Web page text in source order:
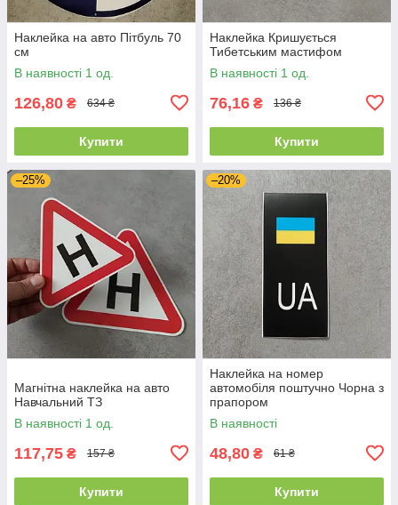
Наклейка на авто Пітбуль 70
см
В наявності 1 од.
126,80 ₴ 634 ₴
Купити
Наклейка Кришується
Тибетським мастифом
В наявності 1 од.
76,16 ₴ 136 ₴
Купити
–25%
Магнітна наклейка на авто
Навчальний ТЗ
В наявності 1 од.
117,75 ₴ 157 ₴
Купити
–20%
Наклейка на номер
автомобіля поштучно Чорна з
прапором
В наявності
48,80 ₴ 61 ₴
Купити